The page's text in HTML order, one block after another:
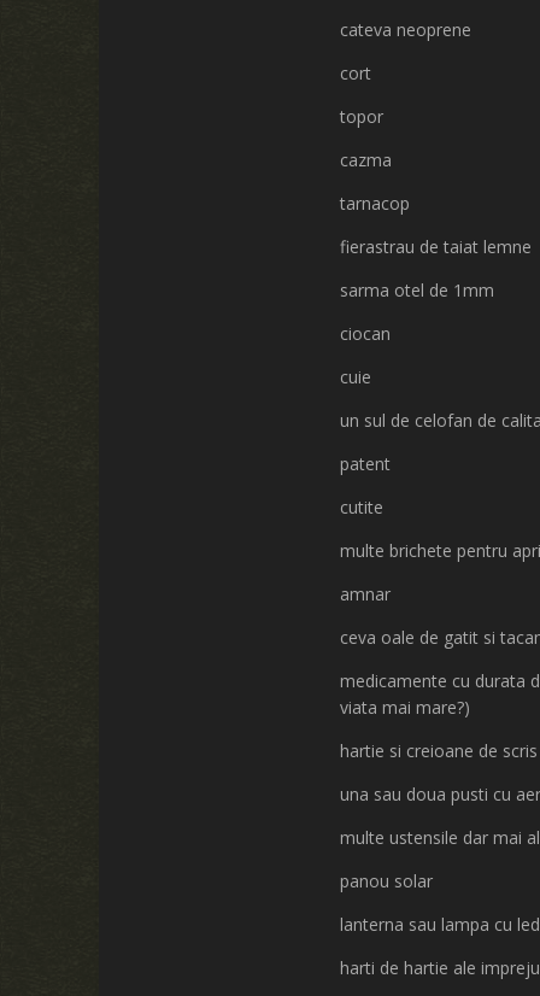
cateva neoprene
cort
topor
cazma
tarnacop
fierastrau de taiat lemne
sarma otel de 1mm
ciocan
cuie
un sul de celofan de
patent
cutite
multe brichete pentru
amnar
ceva oale de gatit si
medicamente cu durata
viata mai mare?)
hartie si creioane de scris
una sau doua pusti cu
multe ustensile dar mai
panou solar
lanterna sau lampa cu
harti de hartie ale